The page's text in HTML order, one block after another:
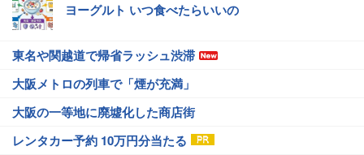
ヨーグルト いつ食べたらいいの
東名や関越道で帰省ラッシュ渋滞
大阪メトロの列車で「煙が充満」
大阪の一等地に廃墟化した商店街
レンタカー予約 10万円分当たる